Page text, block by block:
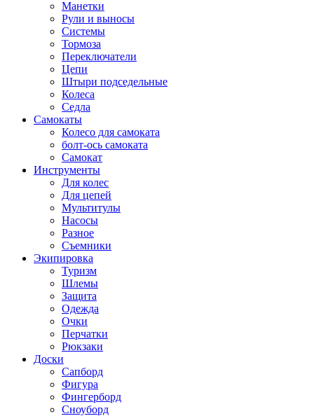
Манетки
Рули и выносы
Системы
Тормоза
Переключатели
Цепи
Штыри подседельные
Колеса
Седла
Самокаты
Колесо для самоката
болт-ось самоката
Самокат
Инструменты
Для колес
Для цепей
Мультитулы
Насосы
Разное
Съемники
Экипировка
Туризм
Шлемы
Защита
Одежда
Очки
Перчатки
Рюкзаки
Доски
Сапборд
Фигура
Фингерборд
Сноуборд